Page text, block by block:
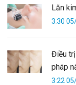
Lăn
3:30
Điều
pháp
3:22